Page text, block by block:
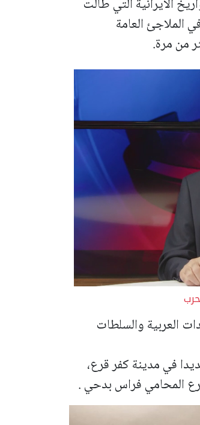
الايرانية التي طالت
الملاجئ العامة
من مرة.
العربية والسلطات
في مدينة كفر قرع،
المحامي فراس بدحي .